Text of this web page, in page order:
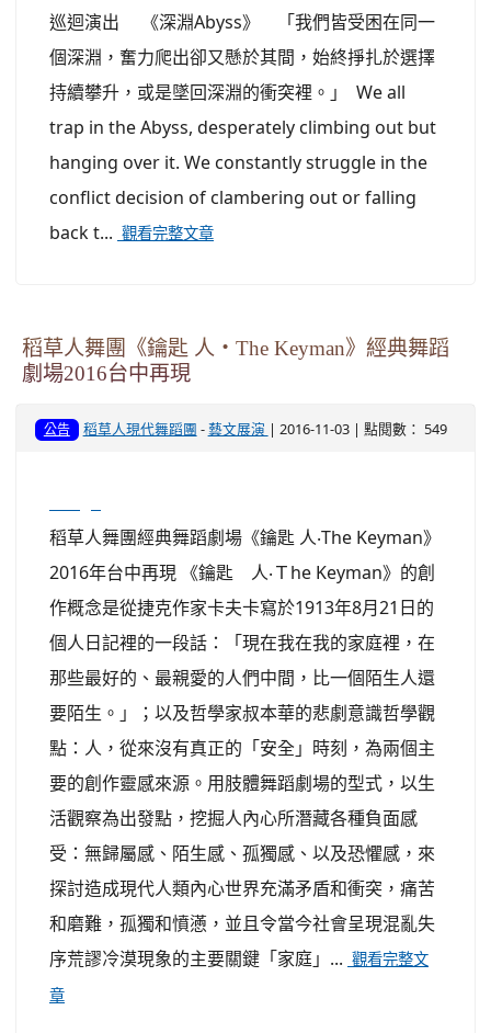
巡迴演出 《深淵Abyss》 「我們皆受困在同一
個深淵，奮力爬出卻又懸於其間，始終掙扎於選擇
持續攀升，或是墜回深淵的衝突裡。」 We all
trap in the Abyss, desperately climbing out but
hanging over it. We constantly struggle in the
conflict decision of clambering out or falling
back t... 觀看完整文章
稻草人舞團《鑰匙 人‧The Keyman》經典舞蹈
劇場2016台中再現
公告 稻草人現代舞蹈團 -藝文展演 | 2016-11-03 | 點閱數： 549
稻草人舞團經典舞蹈劇場《鑰匙 人‧The Keyman》
2016年台中再現 《鑰匙 人‧Ｔhe Keyman》的創
作概念是從捷克作家卡夫卡寫於1913年8月21日的
個人日記裡的一段話：「現在我在我的家庭裡，在
那些最好的、最親愛的人們中間，比一個陌生人還
要陌生。」；以及哲學家叔本華的悲劇意識哲學觀
點：人，從來沒有真正的「安全」時刻，為兩個主
要的創作靈感來源。用肢體舞蹈劇場的型式，以生
活觀察為出發點，挖掘人內心所潛藏各種負面感
受：無歸屬感、陌生感、孤獨感、以及恐懼感，來
探討造成現代人類內心世界充滿矛盾和衝突，痛苦
和磨難，孤獨和憤懣，並且令當今社會呈現混亂失
序荒謬冷漠現象的主要關鍵「家庭」... 觀看完整文
章